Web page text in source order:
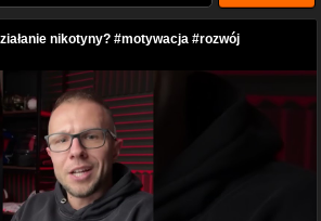
nikotyny? #motywacja #rozwój